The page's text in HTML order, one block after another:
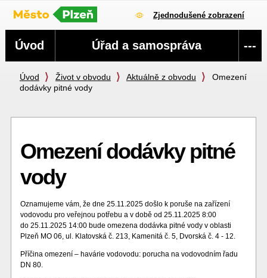
Zjednodušené zobrazení
Úvod Život v obvodu Aktuálně z obvodu
Omezení
dodávky pitné vody
Omezení dodávky pitné
vody
Oznamujeme vám, že dne 25.11.2025 došlo k poruše na zařízení
vodovodu pro veřejnou potřebu a v době od 25.11.2025 8:00
do 25.11.2025 14:00 bude omezena dodávka pitné vody v oblasti
Plzeň MO 06, ul. Klatovská č. 213, Kamenitá č. 5, Dvorská č. 4 - 12.
Příčina omezení – havárie vodovodu: porucha na vodovodním řadu
DN 80.
Navigace
Úvod Úřad a samospráva ---